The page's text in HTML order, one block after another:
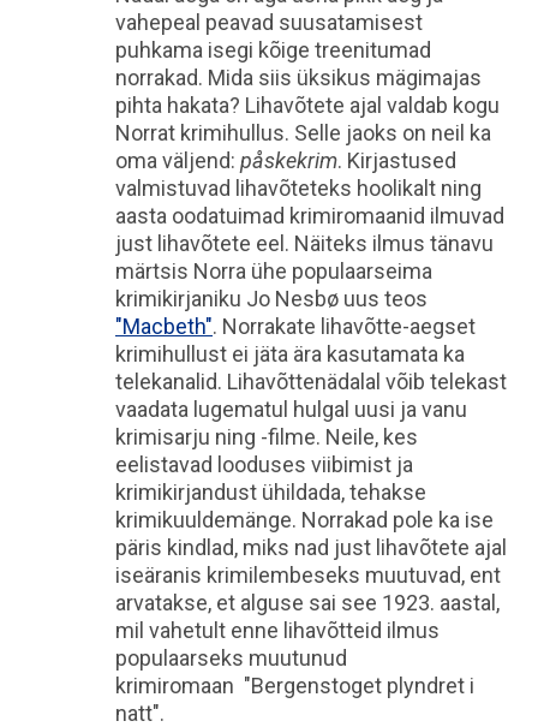
vahepeal peavad suusatamisest
puhkama isegi kõige treenitumad
norrakad. Mida siis üksikus mägimajas
pihta hakata? Lihavõtete ajal valdab kogu
Norrat krimihullus. Selle jaoks on neil ka
oma väljend: påskekrim. Kirjastused
valmistuvad lihavõteteks hoolikalt ning
aasta oodatuimad krimiromaanid ilmuvad
just lihavõtete eel. Näiteks ilmus tänavu
märtsis Norra ühe populaarseima
krimikirjaniku Jo Nesbø uus teos
"Macbeth". Norrakate lihavõtte-aegset
krimihullust ei jäta ära kasutamata ka
telekanalid. Lihavõttenädalal võib telekast
vaadata lugematul hulgal uusi ja vanu
krimisarju ning -filme. Neile, kes
eelistavad looduses viibimist ja
krimikirjandust ühildada, tehakse
krimikuuldemänge. Norrakad pole ka ise
päris kindlad, miks nad just lihavõtete ajal
iseäranis krimilembeseks muutuvad, ent
arvatakse, et alguse sai see 1923. aastal,
mil vahetult enne lihavõtteid ilmus
populaarseks muutunud
krimiromaan "Bergenstoget plyndret i
natt".